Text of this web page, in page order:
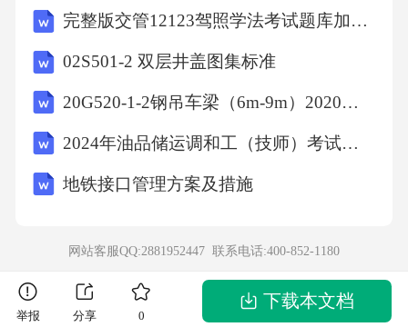
全检查、安全教育、班前安全活动、特种作业
（二）文明施工：包括现场围挡、封闭管理、
施工场地、材料堆放、现场宿舍、现场防火、
治安综合治理、施工现场标牌、生活设施、保
健急救、社区服务及文明施工检查等；（三）
（四）基坑工程：包括支护方案、临边防护、
完整版交管12123驾照学法考试题库加答案
02S501-2 双层井盖图集标准
20G520-1-2钢吊车梁（6m-9m）2020年合订本
2024年油品储运调和工（技师）考试题库（浓缩500题）
地铁接口管理方案及措施
网站客服QQ:2881952447 联系电话:400-852-1180
举报 分享 0
下载本文档